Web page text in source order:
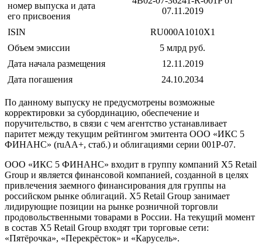
номер выпуска и дата
его присвоения
07.11.2019
ISIN
RU000A1010X1
Объем эмиссии
5 млрд руб.
Дата начала размещения
12.11.2019
Дата погашения
24.10.2034
По данному выпуску не предусмотрены возможные
корректировки за субординацию, обеспечение и
поручительство, в связи с чем агентство устанавливает
паритет между текущим рейтингом эмитента ООО «ИКС 5
ФИНАНС» (ruAA+, стаб.) и облигациями серии 001Р-07.
ООО «ИКС 5 ФИНАНС» входит в группу компаний X5 Retail
Group и является финансовой компанией, созданной в целях
привлечения заемного финансирования для группы на
российском рынке облигаций. X5 Retail Group занимает
лидирующие позиции на рынке розничной торговли
продовольственными товарами в России. На текущий момент
в состав X5 Retail Group входят три торговые сети:
«Пятёрочка», «Перекрёсток» и «Карусель».